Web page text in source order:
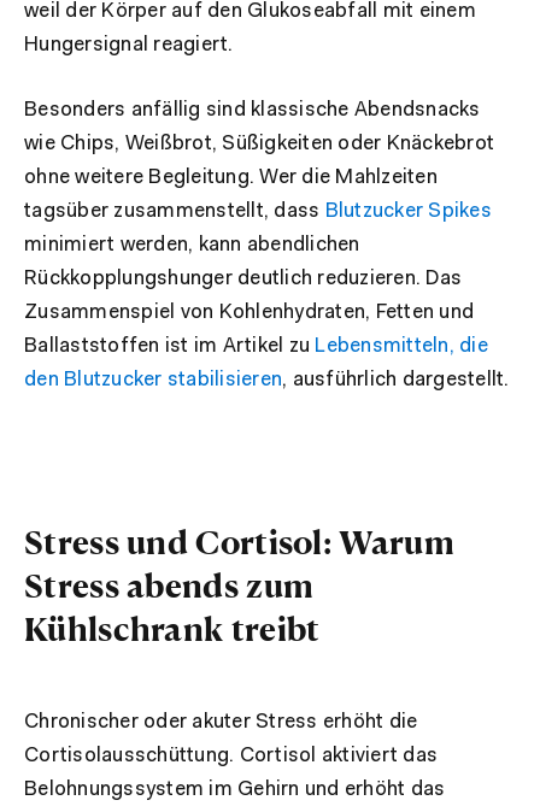
weil der Körper auf den Glukoseabfall mit einem
Hungersignal reagiert.
Besonders anfällig sind klassische Abendsnacks
wie Chips, Weißbrot, Süßigkeiten oder Knäckebrot
ohne weitere Begleitung. Wer die Mahlzeiten
tagsüber zusammenstellt, dass Blutzucker Spikes
minimiert werden, kann abendlichen
Rückkopplungshunger deutlich reduzieren. Das
Zusammenspiel von Kohlenhydraten, Fetten und
Ballaststoffen ist im Artikel zu Lebensmitteln, die
den Blutzucker stabilisieren, ausführlich dargestellt.
Stress und Cortisol: Warum
Stress abends zum
Kühlschrank treibt
Chronischer oder akuter Stress erhöht die
Cortisolausschüttung. Cortisol aktiviert das
Belohnungssystem im Gehirn und erhöht das